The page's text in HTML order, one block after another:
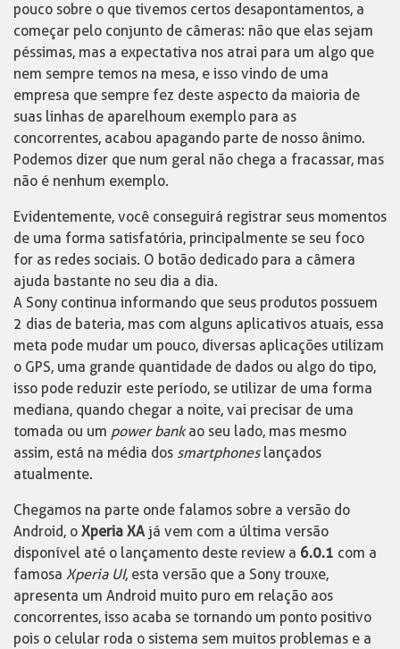
pouco sobre o que tivemos certos desapontamentos, a
começar pelo conjunto de câmeras: não que elas sejam
péssimas, mas a expectativa nos atrai para um algo que
nem sempre temos na mesa, e isso vindo de uma
empresa que sempre fez deste aspecto da maioria de
suas linhas de aparelho um exemplo para as
concorrentes, acabou apagando parte de nosso ânimo.
Podemos dizer que num geral não chega a fracassar, mas
não é nenhum exemplo.
Evidentemente, você conseguirá registrar seus momentos
de uma forma satisfatória, principalmente se seu foco
for as redes sociais. O botão dedicado para a câmera
ajuda bastante no seu dia a dia.
A Sony continua informando que seus produtos possuem
2 dias de bateria, mas com alguns aplicativos atuais, essa
meta pode mudar um pouco, diversas aplicações utilizam
o GPS, uma grande quantidade de dados ou algo do tipo,
isso pode reduzir este período, se utilizar de uma forma
mediana, quando chegar a noite, vai precisar de uma
tomada ou um power bankao seu lado, mas mesmo
assim, está na média dos smartphoneslançados
atualmente.
Chegamos na parte onde falamos sobre a versão do
Android, o Xperia XAjá vem com a última versão
disponível até o lançamento deste review a 6.0.1 com a
famosa Xperia UI, esta versão que a Sony trouxe,
apresenta um Android muito puro em relação aos
concorrentes, isso acaba se tornando um ponto positivo
pois o celular roda o sistema sem muitos problemas e a